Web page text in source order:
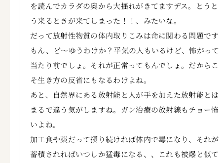
を読んでカラダの奥から大揺れがきてますデス。とうと
う来るときが来てしまった！！、みたいな。
だって放射性物質の体内取りこみは命に関わる問題です
もん、ど～ゆうわけか？平気の人もいるけど、怖がって
当たり前でしょ。それが正常ってもんでしょ。だからこ
そ生き方の反省にもなるわけよね。
あと、自然界にある放射能と人が手を加えた放射能とは
まるで違う気がしますね。ガン治療の放射線もチョー怖
いよね。
加工食や薬だって摂り続ければ体内で毒になり、それが
蓄積されればいつしか猛毒になる、、これも被爆と似て